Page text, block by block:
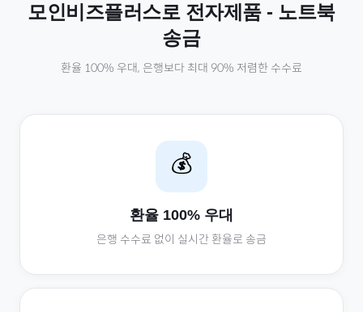
모인비즈플러스로 전자제품- 노트북
송금
환율 100% 우대, 은행보다 최대 90% 저렴한 수수료
💰
환율 100% 우대
은행 수수료 없이 실시간 환율로 송금